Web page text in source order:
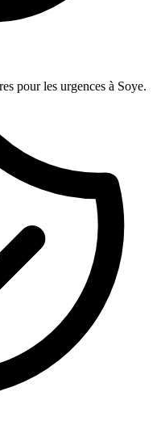
pour les urgences à Soye.